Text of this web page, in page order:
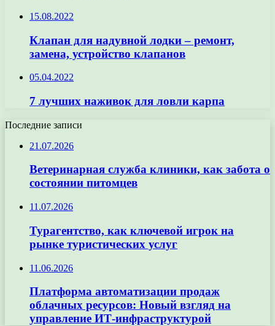
15.08.2022
Клапан для надувной лодки – ремонт,
замена, устройство клапанов
05.04.2022
7 лучших наживок для ловли карпа
Последние записи
21.07.2026
Ветеринарная служба клиники, как забота о
состоянии питомцев
11.07.2026
Турагентство, как ключевой игрок на
рынке туристических услуг
11.06.2026
Платформа автоматизации продаж
облачных ресурсов: Новый взгляд на
управление ИТ-инфраструктурой